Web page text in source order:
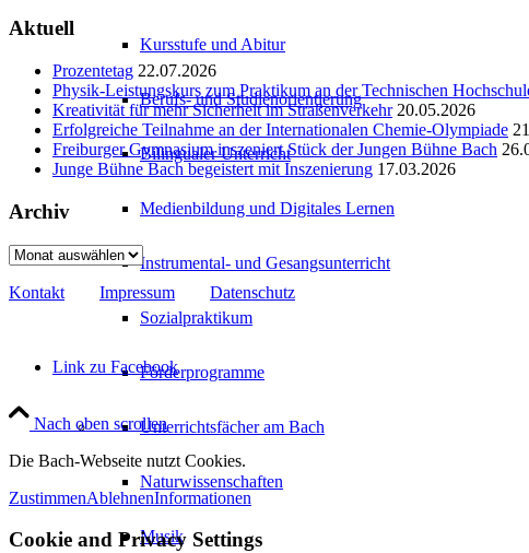
Kursstufe und Abitur
Berufs- und Studienorientierung
Bilingualer Unterricht
Medienbildung und Digitales Lernen
Instrumental- und Gesangsunterricht
Sozialpraktikum
Förderprogramme
Unterrichtsfächer am Bach
Naturwissenschaften
Musik
Aktuell
Prozentetag 22.07.2026
Physik-Leistungskurs zum Praktikum an der Technischen
Kreativität für mehr Sicherheit im Straßenverkehr 20.05.2026
Erfolgreiche Teilnahme an der Internationalen Chemie-Olympiade
Freiburger Gymnasium inszeniert Stück der Jungen Bühne Bach
Junge Bühne Bach begeistert mit Inszenierung 17.03.2026
Archiv
Archiv
Kontakt Impressum Datenschutz
Link zu Facebook
Nach oben scrollen
Die Bach-Webseite nutzt Cookies.
ZustimmenAblehnenInformationen
Cookie and Privacy Settings